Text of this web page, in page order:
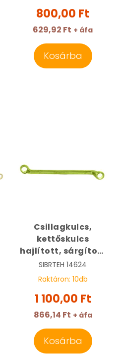
800,00 Ft
629,92 Ft + áfa
Kosárba
Csillagkulcs,
kettőskulcs
hajlított, sárgított
14 x 15 mm | SIBRTEH
14624
SIBRTEH 14624
Raktáron: 10db
1 100,00 Ft
866,14 Ft + áfa
Kosárba